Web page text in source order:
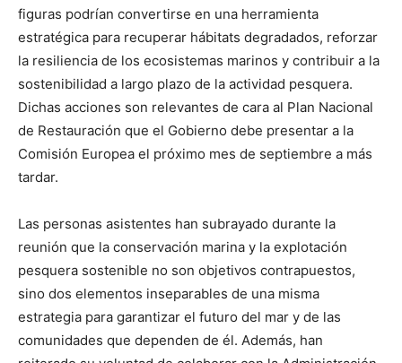
figuras podrían convertirse en una herramienta
estratégica para recuperar hábitats degradados, reforzar
la resiliencia de los ecosistemas marinos y contribuir a la
sostenibilidad a largo plazo de la actividad pesquera.
Dichas acciones son relevantes de cara al Plan Nacional
de Restauración que el Gobierno debe presentar a la
Comisión Europea el próximo mes de septiembre a más
tardar.
Las personas asistentes han subrayado durante la
reunión que la conservación marina y la explotación
pesquera sostenible no son objetivos contrapuestos,
sino dos elementos inseparables de una misma
estrategia para garantizar el futuro del mar y de las
comunidades que dependen de él. Además, han